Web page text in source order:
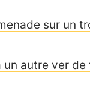
sur un
autre ver